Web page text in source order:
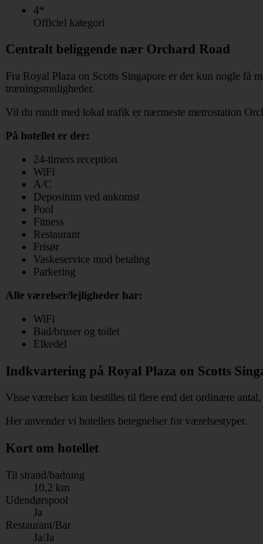
4*
Officiel kategori
Centralt beliggende nær Orchard Road
Fra Royal Plaza on Scotts Singapore er der kun nogle få
træningsmuligheder.
Vil du rundt med lokal trafik er nærmeste metrostation
På hotellet er der:
24-timers reception
WiFi
A/C
Depositum ved ankomst
Pool
Fitness
Restaurant
Frisør
Vaskeservice mod betaling
Parkering
Alle værelser/lejligheder har:
WiFi
Bad/bruser og toilet
Elkedel
Indkvartering på Royal Plaza on Scotts
Visse værelser kan bestilles til flere end det ordinære
Her anvender vi hotellets betegnelser for værelsestyper.
Kort om hotellet
Til strand/badning
10,2 km
Udendørspool
Ja
Restaurant/Bar
Ja/Ja